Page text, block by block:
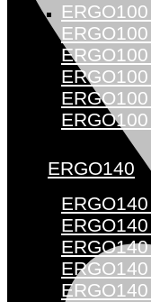
ERGO140